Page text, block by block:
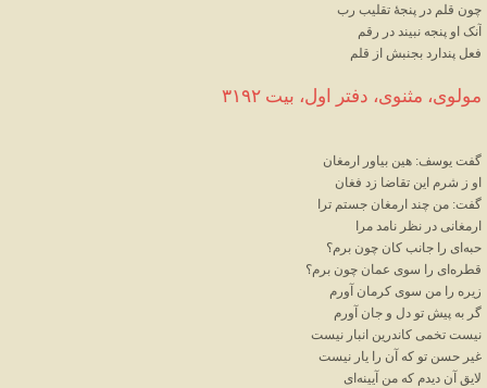
چون قلم در پنجهٔ تقلیب رب
آنک او پنجه نبیند در رقم
فعل پندارد بجنبش از قلم
مولوی، مثنوی، دفتر اول، بیت ۳۱۹۲
گفت یوسف: هین بیاور ارمغان
او ز شرم این تقاضا زد فغان
گفت: من چند ارمغان جستم ترا
ارمغانی در نظر نامد مرا
حبهای را جانب کان چون برم؟
قطرهای را سوی عمان چون برم؟
زیره را من سوی کرمان آورم
گر به پیش تو دل و جان آورم
نیست تخمی کاندرین انبار نیست
غیر حسن تو که آن را یار نیست
لایق آن دیدم که من آیینهای